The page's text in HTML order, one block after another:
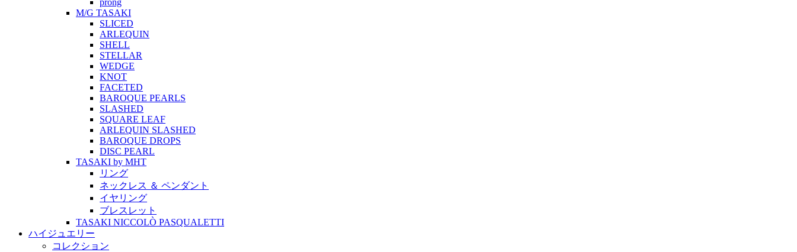
prong
M/G TASAKI
SLICED
ARLEQUIN
SHELL
STELLAR
WEDGE
KNOT
FACETED
BAROQUE PEARLS
SLASHED
SQUARE LEAF
ARLEQUIN SLASHED
BAROQUE DROPS
DISC PEARL
TASAKI by MHT
リング
ネックレス ＆ ペンダント
イヤリング
ブレスレット
TASAKI NICCOLÒ PASQUALETTI
ハイジュエリー
コレクション